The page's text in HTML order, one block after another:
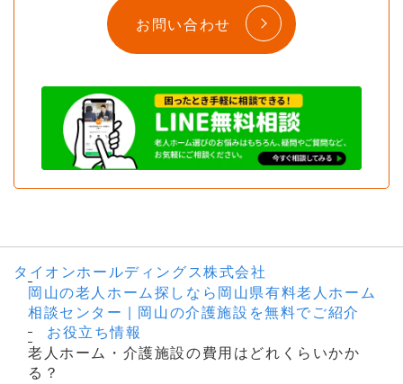
お問い合わせ
タイオンホールディングス株式会社
岡山の老人ホーム探しなら岡山県有料老人ホーム
相談センター | 岡山の介護施設を無料でご紹介
お役立ち情報
老人ホーム・介護施設の費用はどれくらいかか
る？